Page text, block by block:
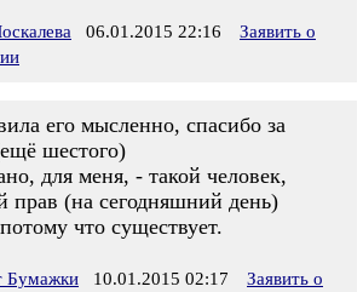
06.01.2015 22:16
Заявить о
его мысленно, спасибо за
шестого)
для меня, - такой человек,
прав (на сегодняшний день)
что существует.
Бумажки 10.01.2015 02:17
Заявить о